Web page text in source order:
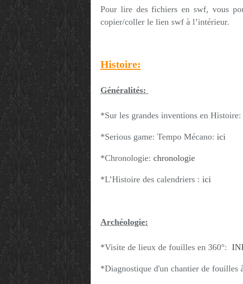
Pour lire des fichiers en swf, vous
copier/coller le lien swf à l’intérieur.
Histoire:
Généralités:
*Sur les grandes inventions en Histoire:
*Serious game: Tempo Mécano: ici
*Chronologie: chronologie
*L’Histoire des calendriers : ici
Archéologie:
*Visite de lieux de fouilles en 360°:
*Diagnostique d'un chantier de fouilles